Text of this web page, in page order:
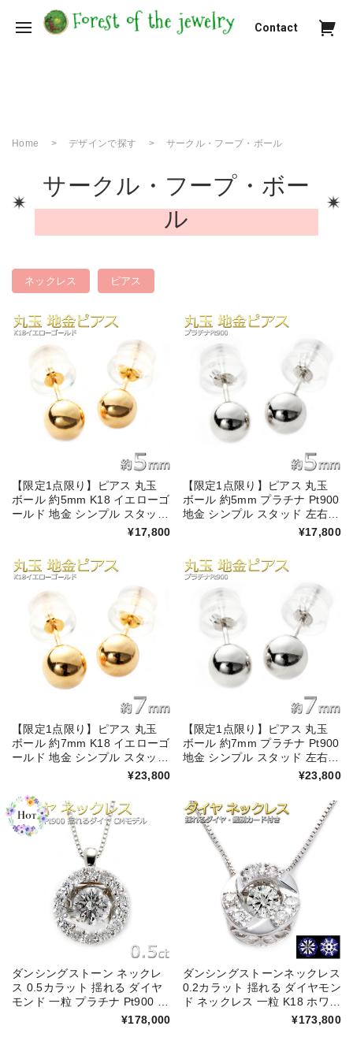
Contact
Home デザインで探す サークル・フープ・ボール
サークル・フープ・ボー
ル
ネックレス ピアス
【限定1点限り】ピアス 丸玉
ボール 約5mm K18 イエローゴ
ールド 地金 シンプル スタッド
左右セット メンズ レディース
¥17,800
【限定1点限り】ピアス 丸玉
ボール 約5mm プラチナ Pt900
地金 シンプル スタッド 左右セ
ット メンズ レディース ダブル
¥17,800
【限定1点限り】ピアス 丸玉
ボール 約7mm K18 イエローゴ
ールド 地金 シンプル スタッド
左右セット メンズ レディース
限り
¥23,800
【限定1点限り】ピアス 丸玉
ボール 約7mm プラチナ Pt900
地金 シンプル スタッド 左右セ
ット メンズ レディース ダブル
¥23,800
ダンシングストーン ネックレ
ス 0.5カラット 揺れる ダイヤ
モンド 一粒 プラチナ Pt900 テ
レビCMモデル サークル ペン
ダント 正規品 DGL 鑑別カード
¥178,000
ダンシングストーンネックレス
0.2カラット 揺れる ダイヤモン
ド ネックレス 一粒 K18 ホワイ
トゴールド サークル H&C ハー
ト＆キューピッド ペンダント
¥173,800